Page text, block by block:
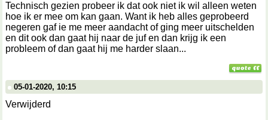
Technisch gezien probeer ik dat ook niet ik wil alleen weten
hoe ik er mee om kan gaan. Want ik heb alles geprobeerd
negeren gaf ie me meer aandacht of ging meer uitschelden
en dit ook dan gaat hij naar de juf en dan krijg ik een
probleem of dan gaat hij me harder slaan...
05-01-2020, 10:15
Verwijderd